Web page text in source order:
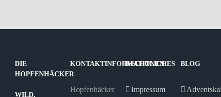
DIE
HOPFENHÄCKER
–
WILD,
KONTAKTINFORMATIONEN
Hopfenhäcker
RECHTLICHES
Impressum
BLOG